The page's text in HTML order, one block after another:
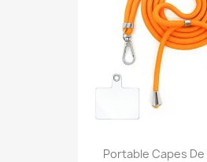
Portable Capes De